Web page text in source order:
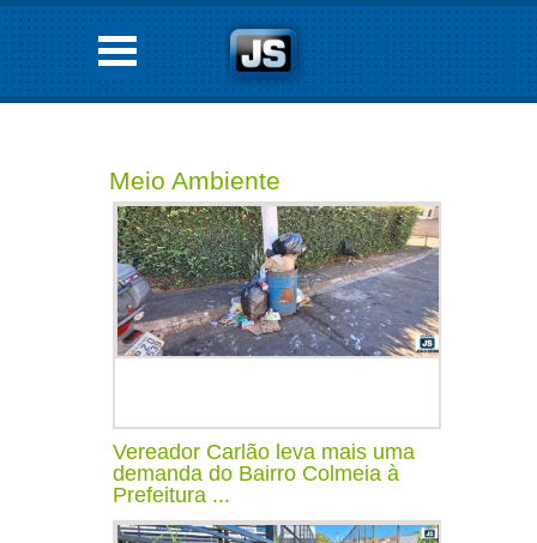
Meio Ambiente
Vereador Carlão leva mais uma
demanda do Bairro Colmeia à
Prefeitura ...